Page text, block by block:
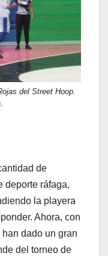
del Street Hoop.
de
deporte ráfaga,
la playera
Ahora, con
dado un gran
del torneo de